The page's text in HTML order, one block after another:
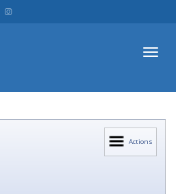
Actions